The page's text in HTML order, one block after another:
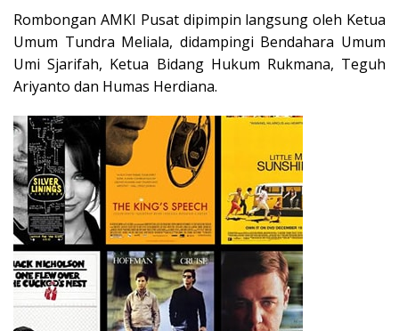
Rombongan AMKI Pusat dipimpin langsung oleh Ketua
Umum Tundra Meliala, didampingi Bendahara Umum
Umi Sjarifah, Ketua Bidang Hukum Rukmana, Teguh
Ariyanto dan Humas Herdiana.